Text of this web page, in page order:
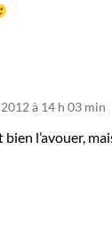
à 14 h 03 min
l’avouer,